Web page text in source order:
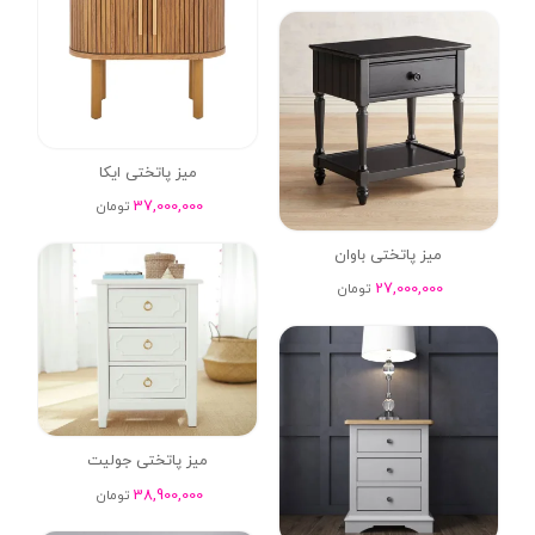
میز پاتختی ایکا
37,000,000 تومان
میز پاتختی باوان
27,000,000 تومان
میز پاتختی جولیت
38,900,000 تومان